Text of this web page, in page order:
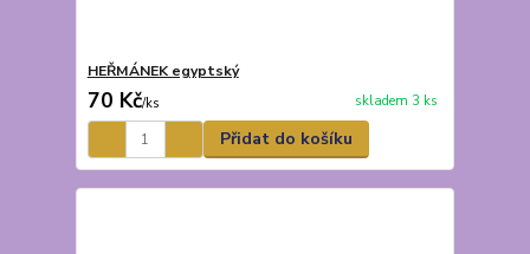
HEŘMÁNEK egyptský
70 Kč/ks skladem 3 ks
Přidat do košíku